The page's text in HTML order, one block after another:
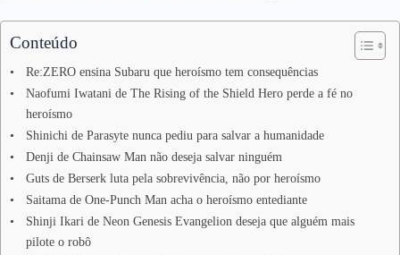
Conteúdo
Re:ZERO ensina Subaru que heroísmo tem consequências
Naofumi Iwatani de The Rising of the Shield Hero perde a fé no
heroísmo
Shinichi de Parasyte nunca pediu para salvar a humanidade
Denji de Chainsaw Man não deseja salvar ninguém
Guts de Berserk luta pela sobrevivência, não por heroísmo
Saitama de One-Punch Man acha o heroísmo entediante
Shinji Ikari de Neon Genesis Evangelion deseja que alguém mais
pilote o robô